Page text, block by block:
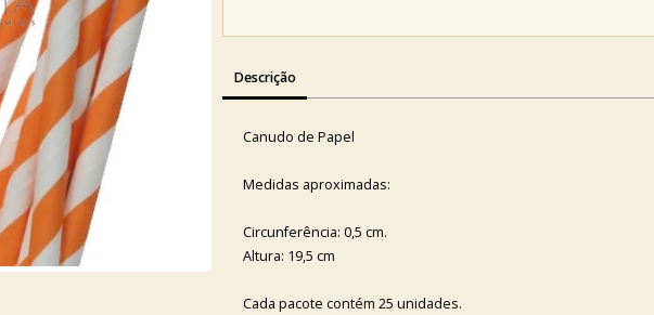
Descrição
Canudo de Papel
Medidas aproximadas:
Circunferência: 0,5 cm.
Altura: 19,5 cm
Cada pacote contém 25 unidades.